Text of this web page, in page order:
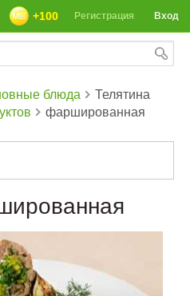
Вход
Регистрация
+100
блюда
Телятина
фаршированная